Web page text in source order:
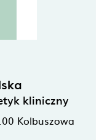
kliniczny
Kolbuszowa